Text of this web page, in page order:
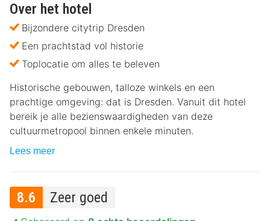
Over het hotel
Bijzondere citytrip Dresden
Een prachtstad vol historie
Toplocatie om alles te beleven
Historische gebouwen, talloze winkels en een
prachtige omgeving: dat is Dresden. Vanuit dit hotel
bereik je alle bezienswaardigheden van deze
cultuurmetropool binnen enkele minuten.
Lees meer
8.6 Zeer goed